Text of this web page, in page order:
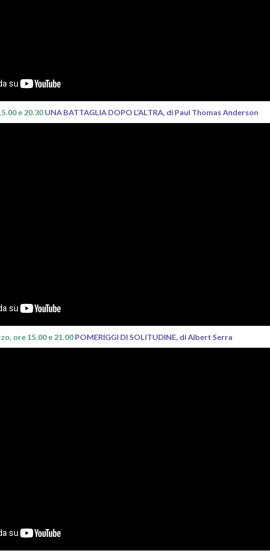
e 20.30 UNA BATTAGLIA DOPO L’ALTRA, di Paul Thomas Anderson
ore 15.00 e 21.00 POMERIGGI DI SOLITUDINE, di Albert Serra